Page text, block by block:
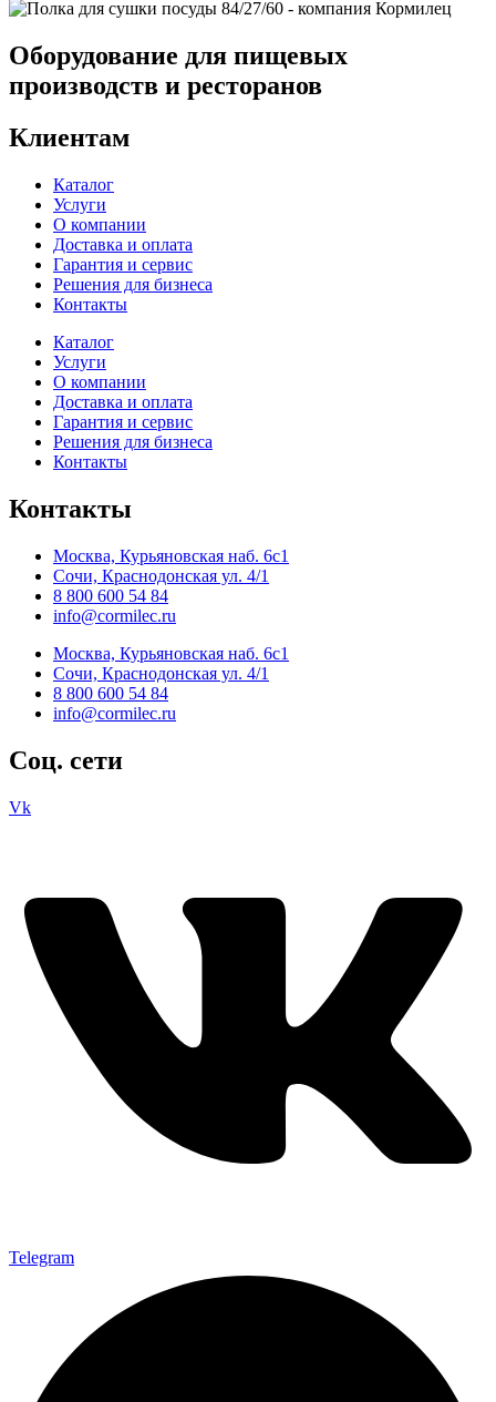
Оборудование для пищевых
производств и ресторанов
Клиентам
Каталог
Услуги
О компании
Доставка и оплата
Гарантия и сервис
Решения для бизнеса
Контакты
Каталог
Услуги
О компании
Доставка и оплата
Гарантия и сервис
Решения для бизнеса
Контакты
Контакты
Москва, Курьяновская наб. 6с1
Сочи, Краснодонская ул. 4/1
8 800 600 54 84
info@cormilec.ru
Москва, Курьяновская наб. 6с1
Сочи, Краснодонская ул. 4/1
8 800 600 54 84
info@cormilec.ru
Соц. сети
Vk
Telegram